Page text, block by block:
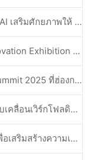
เปิดตัวสกิล 'esign-automation': eSign.AI เสริมศักยภาพให้ OpenClaw ด้วยลายเซ็นอิเล็กทรอนิกส์อัตโนมัติ
eSign.AI เปิดตัวในงาน GIS Global Innovation Exhibition 2025
eSign.AI เข้าร่วมงาน Alibaba Cloud Summit 2025 ที่ฮ่องกง เพื่อขับเคลื่อนนวัตกรรมคลาวด์ที่ขับเคลื่อนด้วย AI และความเชื่อมั่นทางดิจิทัล
eSign.AI × Antelope International | ขับเคลื่อนเวิร์กโฟลดิจิทัลที่ปลอดภัยและขับเคลื่อนด้วย AI
eSign.AI × Alibaba Cloud | ผนึกกำลังเพื่อเสริมสร้างความเชื่อมั่นดิจิทัลระดับโลกสำหรับฟินเทค